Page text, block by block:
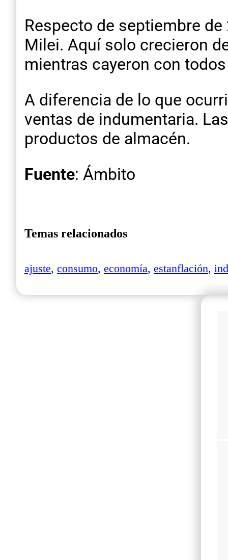
Respecto de septiembre
Milei. Aquí solo crecieron
mientras cayeron con
A diferencia de lo que
ventas de indumentaria.
productos de almacén.
Fuente: Ámbito
Temas relacionados
ajuste, consumo, economía, estanflación,